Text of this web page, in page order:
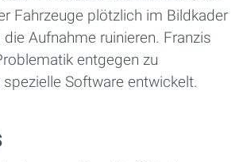
Fahrzeuge plötzlich im Bildkader
Aufnahme ruinieren. Franzis
entgegen zu
Software entwickelt.